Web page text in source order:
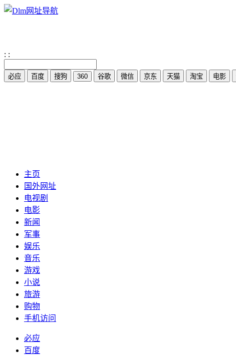
: :
主页
国外网址
电视剧
电影
新闻
军事
娱乐
音乐
游戏
小说
旅游
购物
手机访问
必应
百度